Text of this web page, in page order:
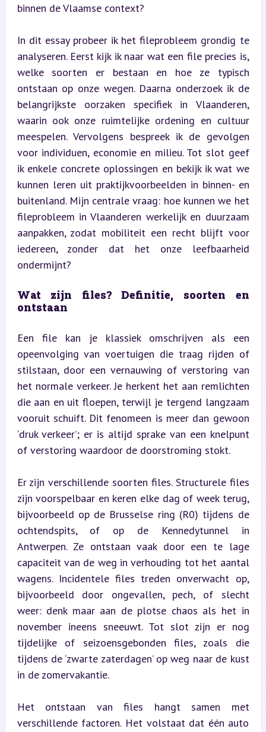
binnen de Vlaamse context?
In dit essay probeer ik het fileprobleem grondig te
analyseren. Eerst kijk ik naar wat een file precies is,
welke soorten er bestaan en hoe ze typisch
ontstaan op onze wegen. Daarna onderzoek ik de
belangrijkste oorzaken specifiek in Vlaanderen,
waarin ook onze ruimtelijke ordening en cultuur
meespelen. Vervolgens bespreek ik de gevolgen
voor individuen, economie en milieu. Tot slot geef
ik enkele concrete oplossingen en bekijk ik wat we
kunnen leren uit praktijkvoorbeelden in binnen- en
buitenland. Mijn centrale vraag: hoe kunnen we het
fileprobleem in Vlaanderen werkelijk en duurzaam
aanpakken, zodat mobiliteit een recht blijft voor
iedereen, zonder dat het onze leefbaarheid
ondermijnt?
Wat zijn files? Definitie, soorten en
ontstaan
Een file kan je klassiek omschrijven als een
opeenvolging van voertuigen die traag rijden of
stilstaan, door een vernauwing of verstoring van
het normale verkeer. Je herkent het aan remlichten
die aan en uit floepen, terwijl je tergend langzaam
vooruit schuift. Dit fenomeen is meer dan gewoon
‘druk verkeer’; er is altijd sprake van een knelpunt
of verstoring waardoor de doorstroming stokt.
Er zijn verschillende soorten files. Structurele files
zijn voorspelbaar en keren elke dag of week terug,
bijvoorbeeld op de Brusselse ring (R0) tijdens de
ochtendspits, of op de Kennedytunnel in
Antwerpen. Ze ontstaan vaak door een te lage
capaciteit van de weg in verhouding tot het aantal
wagens. Incidentele files treden onverwacht op,
bijvoorbeeld door ongevallen, pech, of slecht
weer: denk maar aan de plotse chaos als het in
november ineens sneeuwt. Tot slot zijn er nog
tijdelijke of seizoensgebonden files, zoals die
tijdens de ‘zwarte zaterdagen’ op weg naar de kust
in de zomervakantie.
Het ontstaan van files hangt samen met
verschillende factoren. Het volstaat dat één auto